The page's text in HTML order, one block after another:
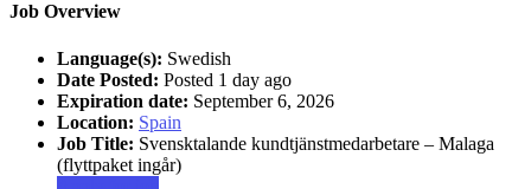
Job Overview
Language(s): Swedish
Date Posted: Posted 1 day ago
Expiration date: September 6, 2026
Location: Spain
Job Title: Svensktalande kundtjänstmedarbetare – Malaga
(flyttpaket ingår)